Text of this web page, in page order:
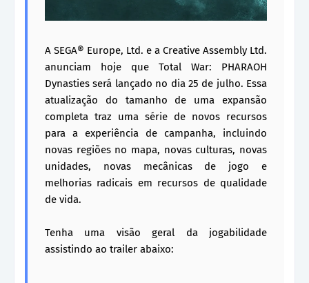
A SEGA® Europe, Ltd. e a Creative Assembly Ltd.
anunciam hoje que Total War: PHARAOH
Dynasties será lançado no dia 25 de julho. Essa
atualização do tamanho de uma expansão
completa traz uma série de novos recursos
para a experiência de campanha, incluindo
novas regiões no mapa, novas culturas, novas
unidades, novas mecânicas de jogo e
melhorias radicais em recursos de qualidade
de vida.
Tenha uma visão geral da jogabilidade
assistindo ao trailer abaixo: